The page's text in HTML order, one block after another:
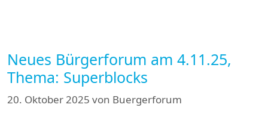
Neues Bürgerforum am 4.11.25,
Thema: Superblocks
20. Oktober 2025 von Buergerforum